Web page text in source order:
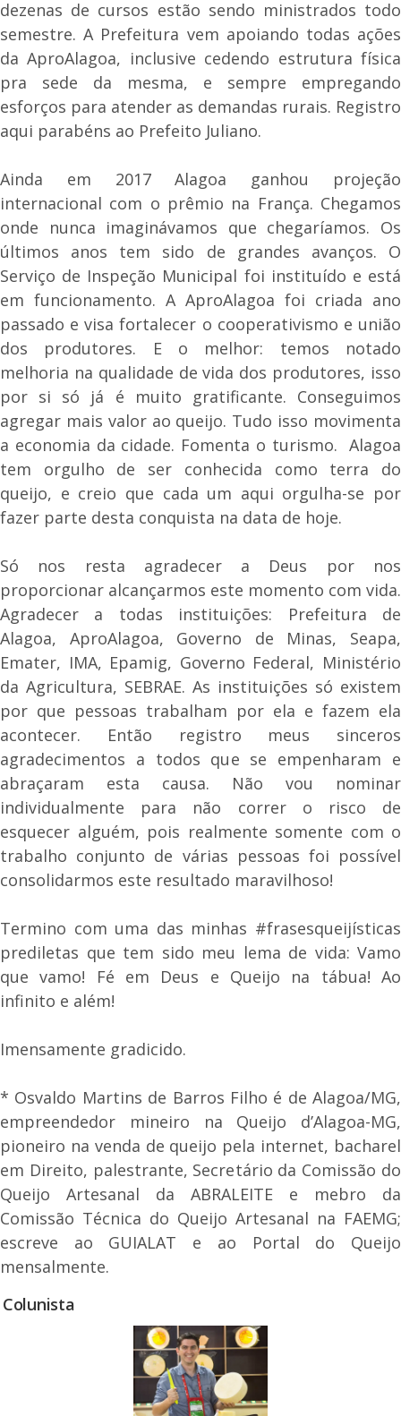
dezenas de cursos estão sendo ministrados todo
semestre. A Prefeitura vem apoiando todas ações
da AproAlagoa, inclusive cedendo estrutura física
pra sede da mesma, e sempre empregando
esforços para atender as demandas rurais. Registro
aqui parabéns ao Prefeito Juliano.
Ainda em 2017 Alagoa ganhou projeção
internacional com o prêmio na França. Chegamos
onde nunca imaginávamos que chegaríamos. Os
últimos anos tem sido de grandes avanços. O
Serviço de Inspeção Municipal foi instituído e está
em funcionamento. A AproAlagoa foi criada ano
passado e visa fortalecer o cooperativismo e união
dos produtores. E o melhor: temos notado
melhoria na qualidade de vida dos produtores, isso
por si só já é muito gratificante. Conseguimos
agregar mais valor ao queijo. Tudo isso movimenta
a economia da cidade. Fomenta o turismo. Alagoa
tem orgulho de ser conhecida como terra do
queijo, e creio que cada um aqui orgulha-se por
fazer parte desta conquista na data de hoje.
Só nos resta agradecer a Deus por nos
proporcionar alcançarmos este momento com vida.
Agradecer a todas instituições: Prefeitura de
Alagoa, AproAlagoa, Governo de Minas, Seapa,
Emater, IMA, Epamig, Governo Federal, Ministério
da Agricultura, SEBRAE. As instituições só existem
por que pessoas trabalham por ela e fazem ela
acontecer. Então registro meus sinceros
agradecimentos a todos que se empenharam e
abraçaram esta causa. Não vou nominar
individualmente para não correr o risco de
esquecer alguém, pois realmente somente com o
trabalho conjunto de várias pessoas foi possível
consolidarmos este resultado maravilhoso!
Termino com uma das minhas #frasesqueijísticas
prediletas que tem sido meu lema de vida: Vamo
que vamo! Fé em Deus e Queijo na tábua! Ao
infinito e além!
Imensamente gradicido.
* Osvaldo Martins de Barros Filho é de Alagoa/MG,
empreendedor mineiro na Queijo d’Alagoa-MG,
pioneiro na venda de queijo pela internet, bacharel
em Direito, palestrante, Secretário da Comissão do
Queijo Artesanal da ABRALEITE e mebro da
Comissão Técnica do Queijo Artesanal na FAEMG;
escreve ao GUIALAT e ao Portal do Queijo
mensalmente.
Colunista